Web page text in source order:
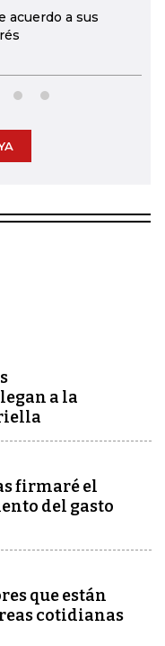
acuerdo a sus
a la
firmaré el
del gasto
que están
cotidianas